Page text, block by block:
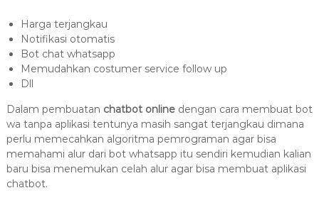
Harga terjangkau
Notifikasi otomatis
Bot chat whatsapp
Memudahkan costumer service follow up
Dll
Dalam pembuatan chatbot onlinedengan cara membuat bot
wa tanpa aplikasi tentunya masih sangat terjangkau dimana
perlu memecahkan algoritma pemrograman agar bisa
memahami alur dari bot whatsapp itu sendiri kemudian kalian
baru bisa menemukan celah alur agar bisa membuat aplikasi
chatbot.